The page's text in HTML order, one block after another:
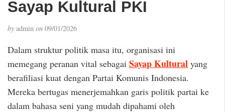
Sayap Kultural PKI
by admin on 09/01/2026
Dalam struktur politik masa itu, organisasi ini
memegang peranan vital sebagai Sayap Kultural yang
berafiliasi kuat dengan Partai Komunis Indonesia.
Mereka bertugas menerjemahkan garis politik partai ke
dalam bahasa seni yang mudah dipahami oleh